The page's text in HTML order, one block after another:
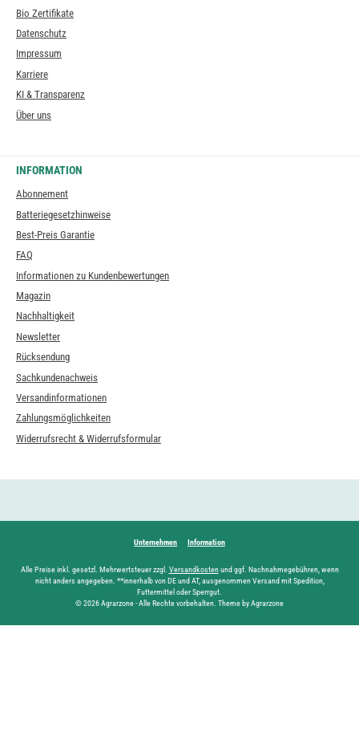
Bio Zertifikate
Datenschutz
Impressum
Karriere
KI & Transparenz
Über uns
INFORMATION
Abonnement
Batteriegesetzhinweise
Best-Preis Garantie
FAQ
Informationen zu Kundenbewertungen
Magazin
Nachhaltigkeit
Newsletter
Rücksendung
Sachkundenachweis
Versandinformationen
Zahlungsmöglichkeiten
Widerrufsrecht & Widerrufsformular
Unternehmen Information
Alle Preise inkl. gesetzl. Mehrwertsteuer zzgl. Versandkostenund ggf. Nachnahmegebühren, wenn
nicht anders angegeben. **innerhalb von DE und AT, ausgenommen Versand mit Spedition,
Futtermittel oder Sperrgut.
© 2026 Agrarzone - Alle Rechte vorbehalten. Theme by Agrarzone